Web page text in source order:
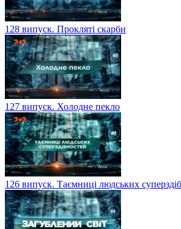
128 випуск. Прокляті скарби
127 випуск. Холодне пекло
126 випуск. Таємниці людських